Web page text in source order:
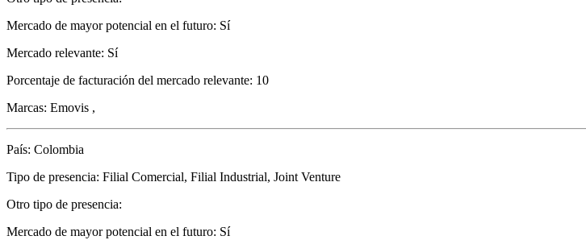
Mercado de mayor potencial en el futuro: Sí
Mercado relevante: Sí
Porcentaje de facturación del mercado relevante: 10
Marcas: Emovis ,
País: Colombia
Tipo de presencia: Filial Comercial, Filial Industrial, Joint Venture
Otro tipo de presencia:
Mercado de mayor potencial en el futuro: Sí